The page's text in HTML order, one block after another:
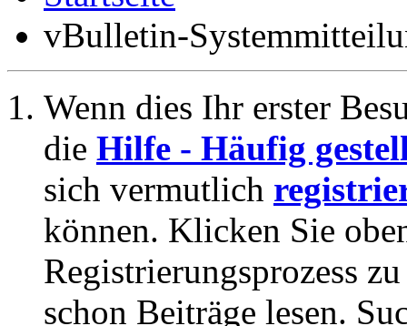
vBulletin-
Wenn dies Ihr erster
die Hilfe - Häufig
sich vermutlich
können. Klicken Sie
Registrierungsprozess
schon Beiträge lesen.